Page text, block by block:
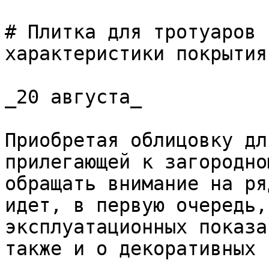
# Плитка для тротуаров
характеристики
_20 августа_
Приобретая облицовку
прилегающей к
обращать внимание на
идет, в первую
эксплуатационных
также и о декоративных